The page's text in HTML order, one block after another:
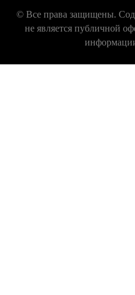
© Все права защищены.
не является публичной